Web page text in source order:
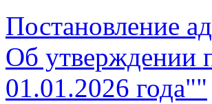
Постановление
Об утверждении
01.01.2026 года""